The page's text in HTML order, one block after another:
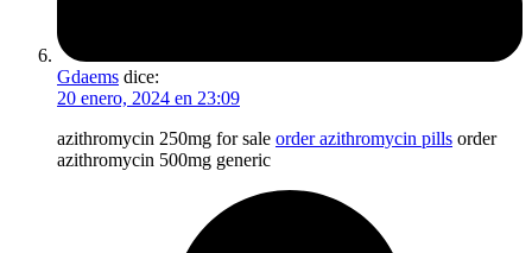
Gdaems dice:
20 enero, 2024 en 23:09
azithromycin 250mg for sale order azithromycin pills order
azithromycin 500mg generic